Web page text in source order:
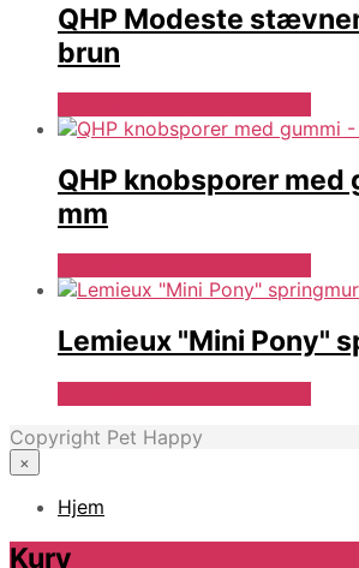
QHP Modeste
brun
QHP knobsporer med
mm
Lemieux "Mini Pony"
Copyright Pet Happy
×
Hjem
Kurv